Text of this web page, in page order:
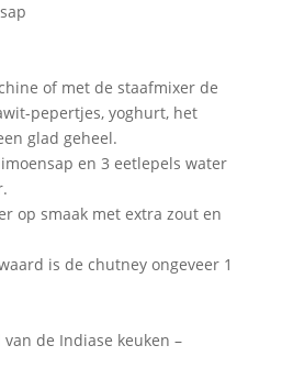
of met de staafmixer de
pepertjes, yoghurt, het
glad geheel.
en 3 eetlepels water
op smaak met extra zout en
is de chutney ongeveer 1
de Indiase keuken –